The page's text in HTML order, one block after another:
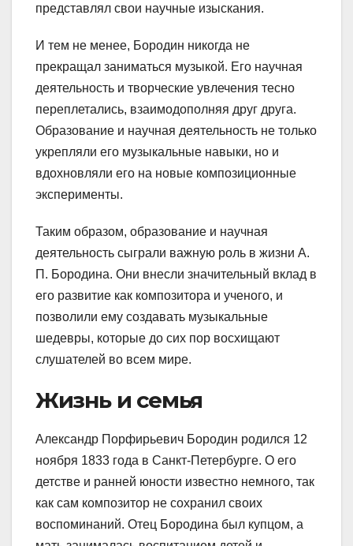
представлял свои научные изыскания.
И тем не менее, Бородин никогда не
прекращал заниматься музыкой. Его научная
деятельность и творческие увлечения тесно
переплетались, взаимодополняя друг друга.
Образование и научная деятельность не только
укрепляли его музыкальные навыки, но и
вдохновляли его на новые композиционные
эксперименты.
Таким образом, образование и научная
деятельность сыграли важную роль в жизни А.
П. Бородина. Они внесли значительный вклад в
его развитие как композитора и ученого, и
позволили ему создавать музыкальные
шедевры, которые до сих пор восхищают
слушателей во всем мире.
Жизнь и семья
Александр Порфирьевич Бородин родился 12
ноября 1833 года в Санкт-Петербурге. О его
детстве и ранней юности известно немного, так
как сам композитор не сохранил своих
воспоминаний. Отец Бородина был купцом, а